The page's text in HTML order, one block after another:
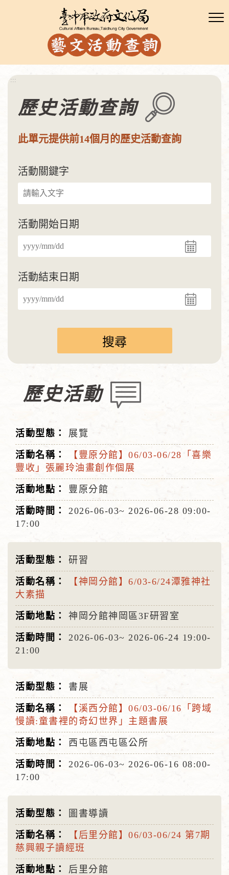
:::
歷史活動查詢
此單元提供前14個月的歷史活動查詢
活動關鍵字
活動開始日期
活動結束日期
歷史活動
展覽
【豐原分館】06/03-06/28「喜樂
豐收」張麗玲油畫創作個展
豐原分館
2026-06-03~ 2026-06-28 09:00-
17:00
研習
【神岡分館】6/03-6/24潭雅神社
大素描
神岡分館神岡區3F研習室
2026-06-03~ 2026-06-24 19:00-
21:00
書展
【溪西分館】06/03-06/16「跨域
慢讀:童書裡的奇幻世界」主題書展
西屯區西屯區公所
2026-06-03~ 2026-06-16 08:00-
17:00
圖書導讀
【后里分館】06/03-06/24 第7期
慈興親子讀經班
后里分館